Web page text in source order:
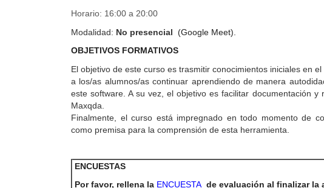
Horario: 16:00 a 20:00
Modalidad: No presencial (Google Meet).
OBJETIVOS FORMATIVOS
El objetivo de este curso es trasmitir conocimientos iniciales en
a los/as alumnos/as continuar aprendiendo de manera
este software. A su vez, el objetivo es facilitar documentación
Maxqda.
Finalmente, el curso está impregnado en todo momento de
como premisa para la comprensión de esta herramienta.
ENCUESTAS
Por favor, rellena la ENCUESTA de evaluación al finalizar la